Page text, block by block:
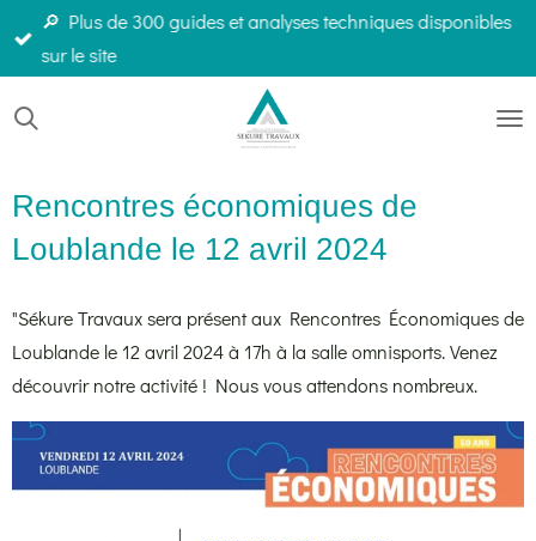
Passer
principal
🔎 Plus de 300 guides et analyses techniques disponibles
sur le site
Rencontres économiques de
Loublande le 12 avril 2024
"Sékure Travaux sera présent aux Rencontres Économiques de
Loublande le 12 avril 2024 à 17h à la salle omnisports. Venez
découvrir notre activité ! Nous vous attendons nombreux.